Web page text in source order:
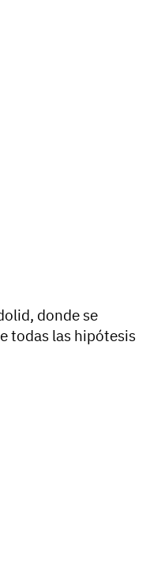
donde se
todas las hipótesis